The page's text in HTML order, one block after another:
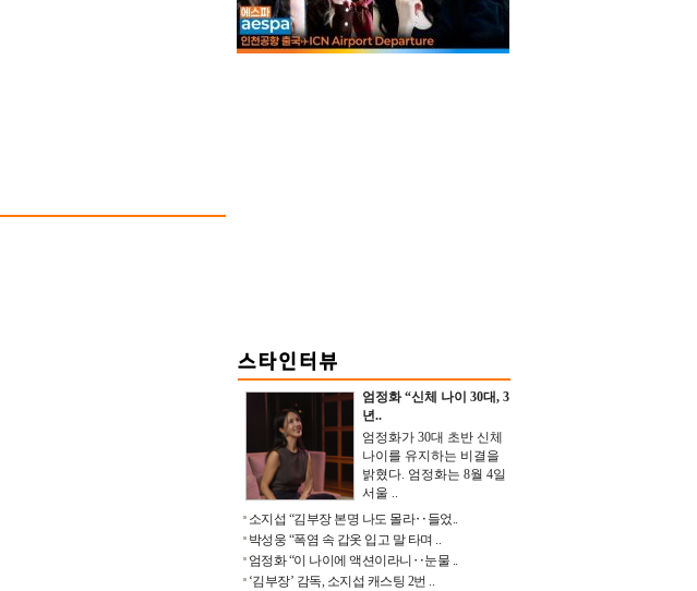
엄정화 “신체 나이 30대, 3
년..
엄정화가 30대 초반 신체
나이를 유지하는 비결을
밝혔다. 엄정화는 8월 4일
서울 ..
소지섭 “김부장 본명 나도 몰라‥들었..
박성웅 “폭염 속 갑옷 입고 말 타며 ..
엄정화 “이 나이에 액션이라니‥눈물 ..
‘김부장’ 감독, 소지섭 캐스팅 2번 ..